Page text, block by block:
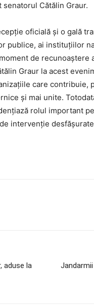
senatorul Cătălin Graur.
oficială și o gală
publice, ai instituțiilor
de recunoaștere
Graur la acest
care contribuie,
și mai unite.
rolul important
intervenție
aduse la